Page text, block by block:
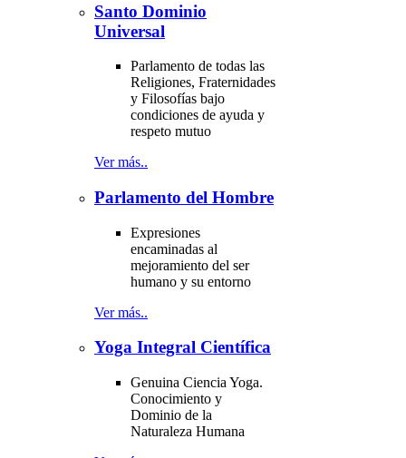
Santo Dominio
Universal
Parlamento de todas las
Religiones, Fraternidades
y Filosofías bajo
condiciones de ayuda y
respeto mutuo
Ver más..
Parlamento del Hombre
Expresiones
encaminadas al
mejoramiento del ser
humano y su entorno
Ver más..
Yoga Integral Científica
Genuina Ciencia Yoga.
Conocimiento y
Dominio de la
Naturaleza Humana